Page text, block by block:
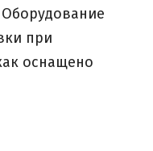
при
оснащено